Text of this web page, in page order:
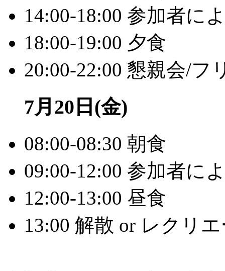
14:00-18:00 参加者に
18:00-19:00 夕食
20:00-22:00 懇親会/
7月20日(金)
08:00-08:30 朝食
09:00-12:00 参加者に
12:00-13:00 昼食
13:00 解散 or レクリ